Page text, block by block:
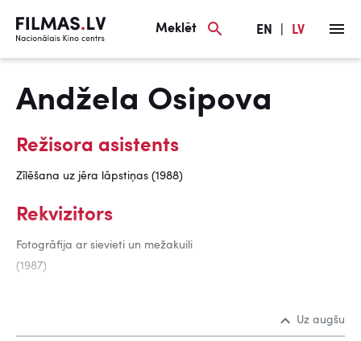
Meklēt EN LV
Andžela Osipova
Režisora asistents
Zīlēšana uz jēra lāpstiņas (1988)
Rekvizitors
Fotogrāfija ar sievieti un mežakuili
(1987)
Uz augšu